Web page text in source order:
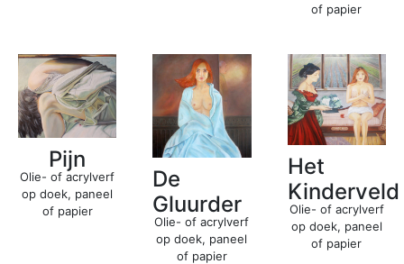
of papier
Pijn
Olie- of acrylverf
op doek, paneel
of papier
De
Gluurder
Olie- of acrylverf
op doek, paneel
of papier
Het
Kinderveld
Olie- of acrylverf
op doek, paneel
of papier